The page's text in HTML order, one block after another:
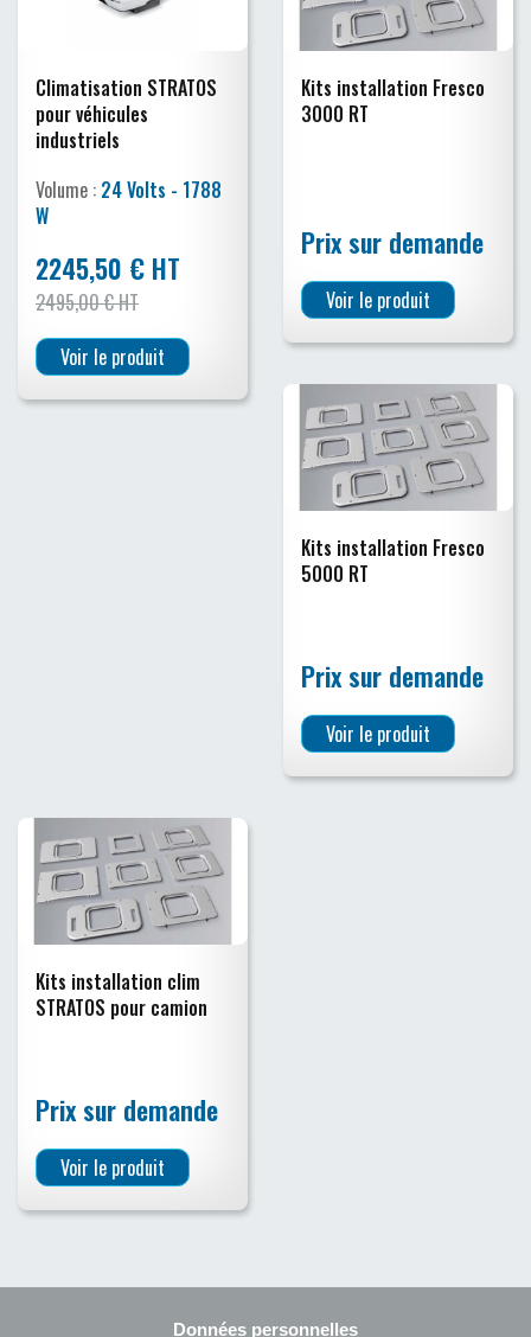
Climatisation STRATOS
pour véhicules
industriels
Volume : 24 Volts - 1788
W
2245,50 € HT
2495,00 € HT
Voir le produit
Kits installation Fresco
3000 RT
Prix sur demande
Voir le produit
Kits installation Fresco
5000 RT
Prix sur demande
Voir le produit
Kits installation clim
STRATOS pour camion
Prix sur demande
Voir le produit
Données personnelles